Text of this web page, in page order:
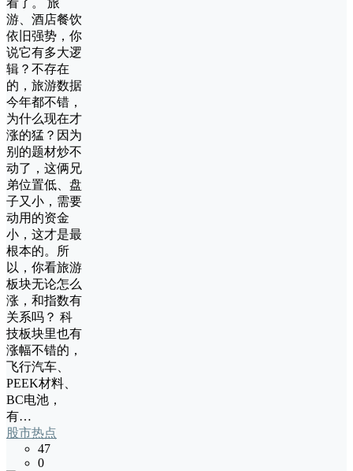
看了。 旅
游、酒店餐饮
依旧强势，你
说它有多大逻
辑？不存在
的，旅游数据
今年都不错，
为什么现在才
涨的猛？因为
别的题材炒不
动了，这俩兄
弟位置低、盘
子又小，需要
动用的资金
小，这才是最
根本的。所
以，你看旅游
板块无论怎么
涨，和指数有
关系吗？ 科
技板块里也有
涨幅不错的，
飞行汽车、
PEEK材料、
BC电池，
有…
股市热点
47
0